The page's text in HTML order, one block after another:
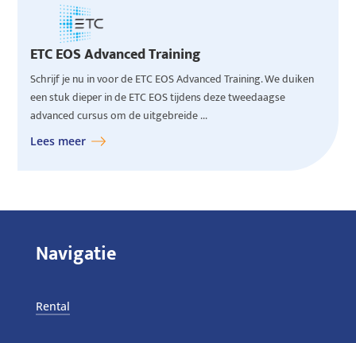
ETC EOS Advanced Training
Schrijf je nu in voor de ETC EOS Advanced Training. We duiken
een stuk dieper in de ETC EOS tijdens deze tweedaagse
advanced cursus om de uitgebreide ...
Lees meer
Navigatie
Rental